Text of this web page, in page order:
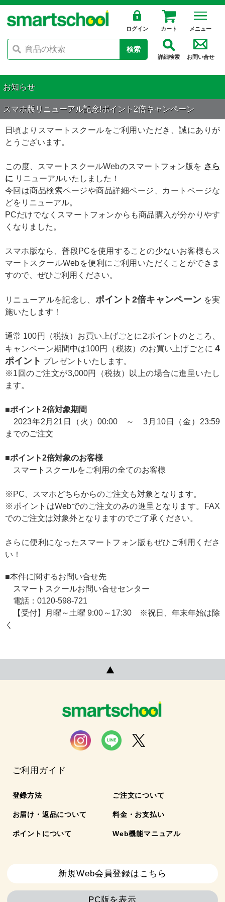
ログイン カート メニュー
検索
詳細検索 お問い合せ
お知らせ
スマホ版リニューアル記念!ポイント2倍キャンペーン
日頃よりスマートスクールをご利用いただき、誠にありが
とうございます。
この度、スマートスクールWebのスマートフォン版を さら
に リニューアルいたしました！
今回は商品検索ページや商品詳細ページ、カートページな
どをリニューアル。
PCだけでなくスマートフォンからも商品購入が分かりやす
くなりました。
スマホ版なら、普段PCを使用することの少ないお客様もス
マートスクールWebを便利にご利用いただくことができま
すので、ぜひご利用ください。
リニューアルを記念し、 ポイント2倍キャンペーン を実
施いたします！
通常 100円（税抜）お買い上げごとに2ポイントのところ、
キャンペーン期間中は100円（税抜）のお買い上げごとに 4
ポイント プレゼントいたします。
※1回のご注文が3,000円（税抜）以上の場合に進呈いたし
ます。
■ポイント2倍対象期間
2023年2月21日（火）00:00 ～ 3月10日（金）23:59
までのご注文
■ポイント2倍対象のお客様
スマートスクールをご利用の全てのお客様
※PC、スマホどちらからのご注文も対象となります。
※ポイントはWebでのご注文のみの進呈となります。FAX
でのご注文は対象外となりますのでご了承ください。
さらに便利になったスマートフォン版もぜひご利用くださ
い！
■本件に関するお問い合せ先
スマートスクールお問い合せセンター
電話：0120-598-721
【受付】月曜～土曜 9:00～17:30 ※祝日、年末年始は除
く
ご利用ガイド
登録方法 ご注文について
お届け・返品について 料金・お支払い
ポイントについて Web機能マニュアル
新規Web会員登録はこちら
PC版を表示